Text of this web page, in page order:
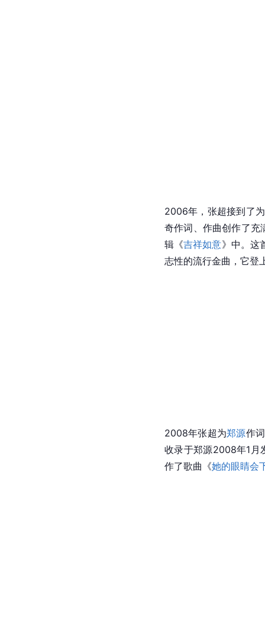
2006年，张超接到了为
奇作词、作曲创作了充
辑《吉祥如意》中。这
志性的流行金曲，它登
2008年张超为郑源作
收录于郑源2008年1月
作了歌曲《她的眼睛会